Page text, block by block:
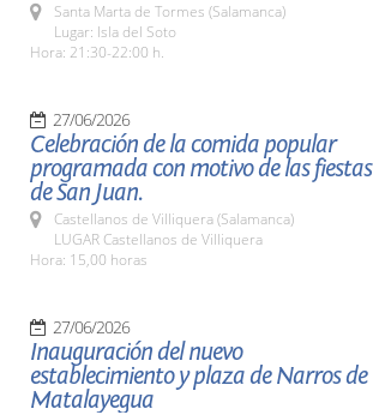
Santa Marta de Tormes (Salamanca)
Lugar: Isla del Soto
Hora: 21:30-22:00 h.
27/06/2026
Celebración de la comida popular
programada con motivo de las fiestas
de San Juan.
Castellanos de Villiquera (Salamanca)
LUGAR Castellanos de Villiquera
Hora: 15,00 horas
27/06/2026
Inauguración del nuevo
establecimiento y plaza de Narros de
Matalayegua